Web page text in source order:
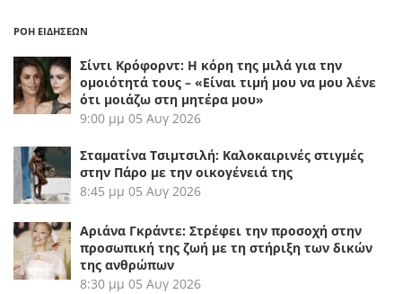
ΡΟΗ ΕΙΔΗΣΕΩΝ
Σίντι Κρόφορντ: Η κόρη της μιλά για την
ομοιότητά τους – «Είναι τιμή μου να μου λένε
ότι μοιάζω στη μητέρα μου»
9:00 μμ 05 Αυγ 2026
Σταματίνα Τσιμτσιλή: Καλοκαιρινές στιγμές
στην Πάρο με την οικογένειά της
8:45 μμ 05 Αυγ 2026
Αριάνα Γκράντε: Στρέφει την προσοχή στην
προσωπική της ζωή με τη στήριξη των δικών
της ανθρώπων
8:30 μμ 05 Αυγ 2026